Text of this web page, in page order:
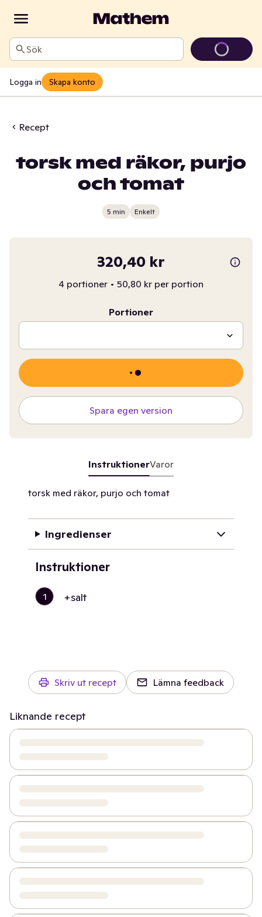
Sök
Logga in Skapa konto
Recept
torsk med räkor, purjo
och tomat
5 min Enkelt
320,40 kr
4 portioner • 50,80 kr per portion
Portioner
Spara egen version
InstruktionerVaror
torsk med räkor, purjo och tomat
Ingredienser
Instruktioner
1 +salt
Skriv ut recept Lämna feedback
Liknande recept